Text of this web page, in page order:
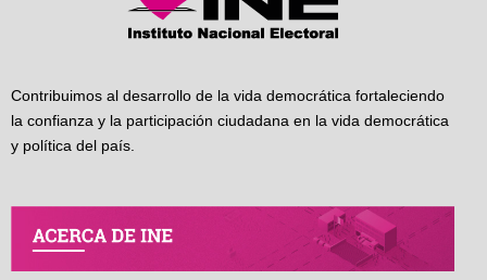
Contribuimos al desarrollo de la vida democrática fortaleciendo
la confianza y la participación ciudadana en la vida democrática
y política del país.